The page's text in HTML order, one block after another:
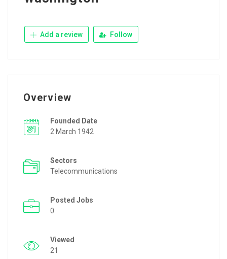
Add a review Follow
Overview
Founded Date
2 March 1942
Sectors
Telecommunications
Posted Jobs
0
Viewed
21